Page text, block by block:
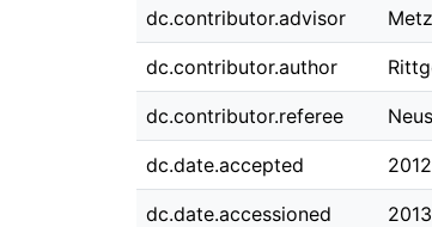
dc.contributor.advisor
dc.contributor.author
dc.contributor.referee
dc.date.accepted
dc.date.accessioned